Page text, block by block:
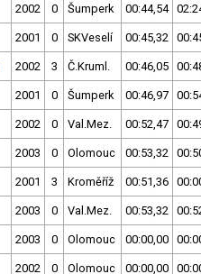
2002 0 Šumperk 00:44,54
2001 0 SKVeselí 00:45,32
2002 3 Č.Kruml. 00:46,05
2001 0 Šumperk 00:46,97
2002 0 Val.Mez. 00:52,47
2003 0 Olomouc 00:53,32
2001 3 Kroměříž 00:51,36
2003 0 Val.Mez. 00:53,32
2003 0 Olomouc 00:00,00
2002 0 Olomouc 00:00,00